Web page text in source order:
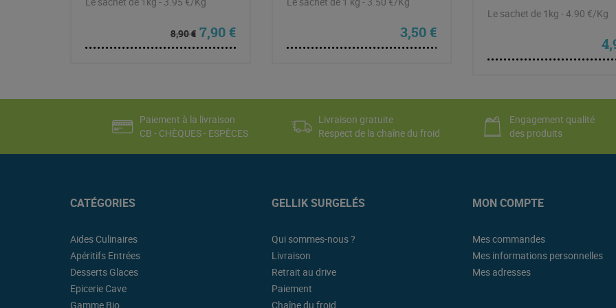
8,90€ Le prix initial était : 8,90 €.
7,90€Le prix actuel est : 7,90 €. 3,50€
Le sachet de 1kg - 4.90 €/Kg
Paiement à la livraison
CB - CHÈQUES - ESPÈCES
Livraison gratuite
Respect de la chaîne du froid
Engagement qualité
des produits
CATÉGORIES
Aides Culinaires
Apéritifs Entrées
Desserts Glaces
Epicerie Cave
Gamme Bio
GELLIK SURGELÉS
Qui sommes-nous ?
Livraison
Retrait au drive
Paiement
Chaîne du froid
MON COMPTE
Mes commandes
Mes informations personnelles
Mes adresses